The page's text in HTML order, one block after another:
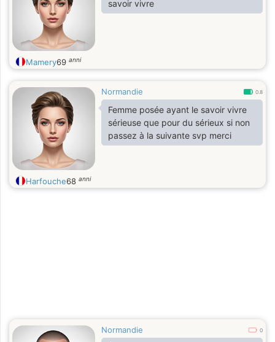
savoir vivre
Mamery69 anni
Normandie 0.8
Femme posée ayant le savoir vivre
sérieuse que pour du sérieux si non
passez à la suivante svp merci
Harfouche68 anni
Normandie 0